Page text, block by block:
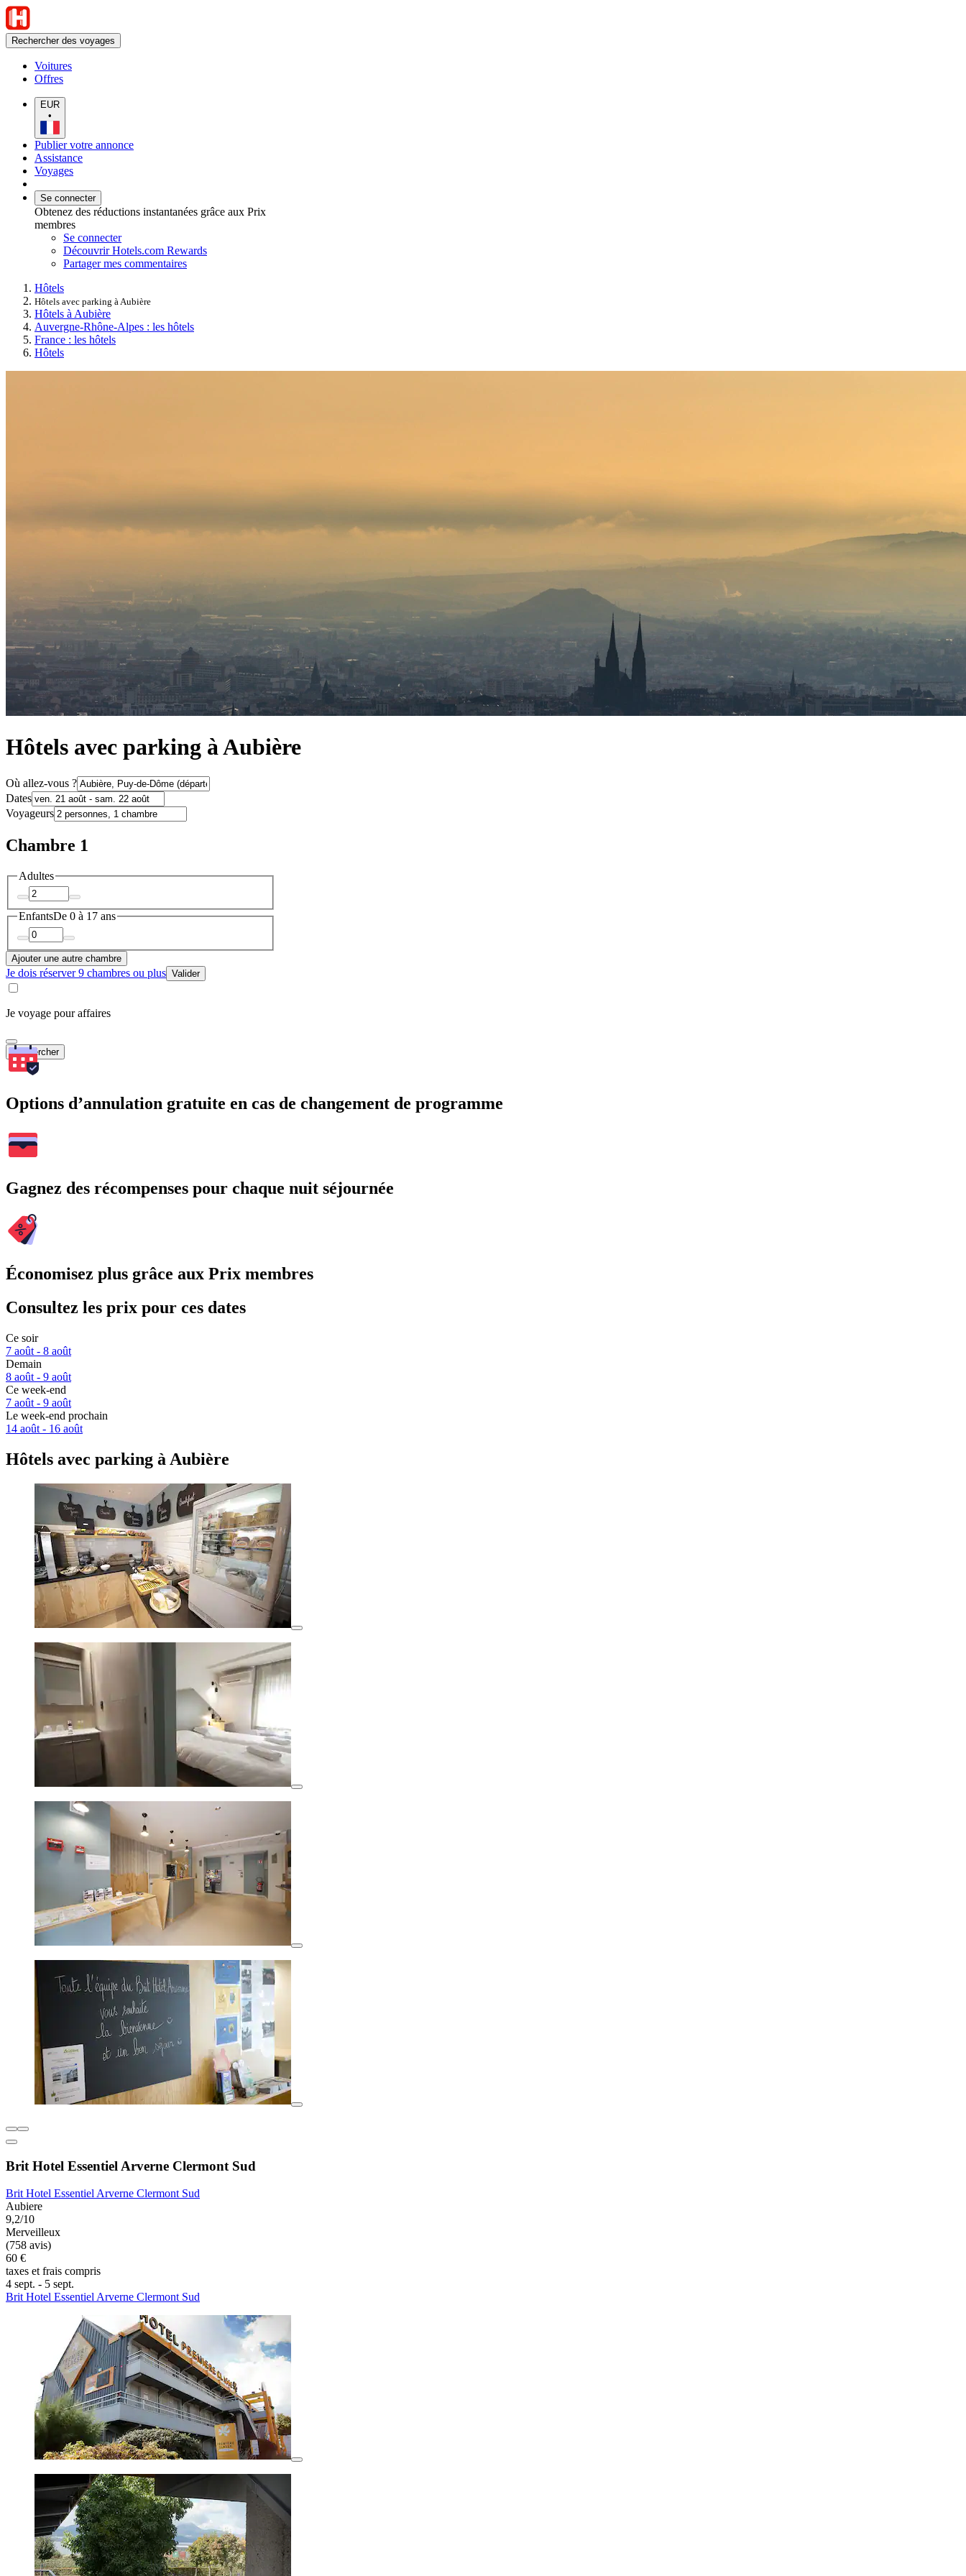
Rechercher des voyages
Voitures
Offres
EUR
•
Publier votre annonce
Assistance
Voyages
Se connecter
Obtenez des réductions instantanées grâce aux Prix
membres
Se connecter
Découvrir Hotels.com Rewards
Partager mes commentaires
Hôtels
Hôtels avec parking à Aubière
Hôtels à Aubière
Auvergne-Rhône-Alpes : les hôtels
France : les hôtels
Hôtels
Hôtels avec parking à Aubière
Où allez-vous ?
Dates
Voyageurs
Chambre 1
Adultes
EnfantsDe 0 à 17 ans
Ajouter une autre chambre
Je dois réserver 9 chambres ou plus Valider
Je voyage pour affaires
Rechercher
Options d’annulation gratuite en cas de changement de programme
Gagnez des récompenses pour chaque nuit séjournée
Économisez plus grâce aux Prix membres
Consultez les prix pour ces dates
Ce soir
7 août - 8 août
Demain
8 août - 9 août
Ce week-end
7 août - 9 août
Le week-end prochain
14 août - 16 août
Hôtels avec parking à Aubière
Brit Hotel Essentiel Arverne Clermont Sud
Brit Hotel Essentiel Arverne Clermont Sud
Aubiere
9,2/10
Merveilleux
(758 avis)
60 €
taxes et frais compris
4 sept. - 5 sept.
Brit Hotel Essentiel Arverne Clermont Sud